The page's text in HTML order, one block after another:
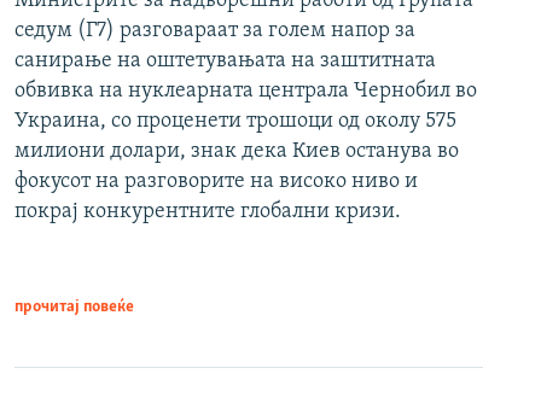
седум (Г7) разговараат за голем напор за
санирање на оштетувањата на заштитната
обвивка на нуклеарната централа Чернобил во
Украина, со проценети трошоци од околу 575
милиони долари, знак дека Киев останува во
фокусот на разговорите на високо ниво и
покрај конкурентните глобални кризи.
прочитај повеќе